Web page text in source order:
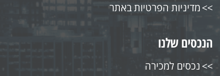
מדיניות הפרטיות באתר
הנכסים שלנו
נכסים למכירה